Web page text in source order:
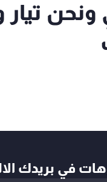
ونحن
في بريدك